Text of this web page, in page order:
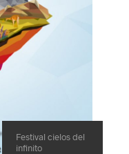
Festival cielos del
infinito